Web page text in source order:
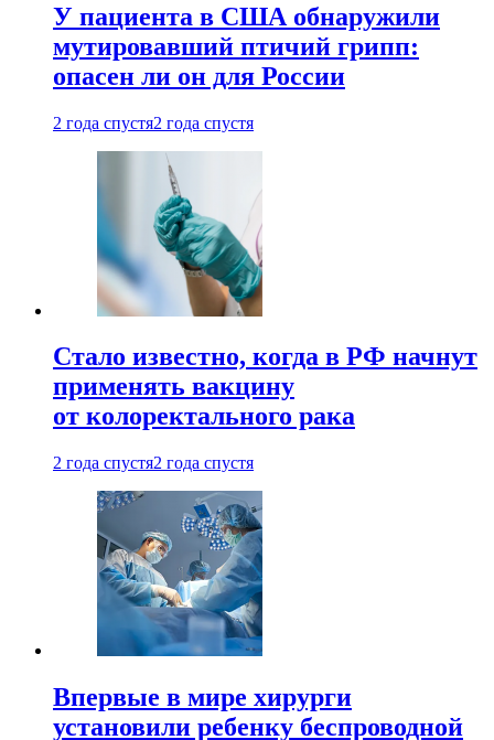
У пациента в США обнаружили
мутировавший птичий грипп:
опасен ли он для России
2 года спустя2 года спустя
Стало известно, когда в РФ начнут
применять вакцину
от колоректального рака
2 года спустя2 года спустя
Впервые в мире хирурги
установили ребенку беспроводной